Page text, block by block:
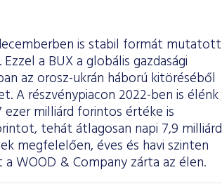
is stabil formát mutatott
a BUX a globális gazdasági
az orosz-ukrán háború kitöréséből
A részvénypiacon 2022-ben is élénk
milliárd forintos értéke is
tehát átlagosan napi 7,9 milliárd
megfelelően, éves és havi szinten
WOOD & Company zárta az élen.